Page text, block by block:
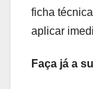
ficha
aplicar
Faça já a